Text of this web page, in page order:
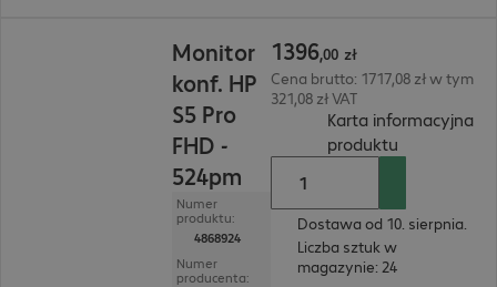
Monitor
konf. HP
S5 Pro
FHD -
524pm
Numer
produktu:
4868924
Numer
producenta:
1396,00 zł
Cena brutto: 1717,08 zł w tym
321,08 zł VAT
Karta informacyjna
produktu
Dostawa od 10. sierpnia.
Liczba sztuk w
magazynie: 24